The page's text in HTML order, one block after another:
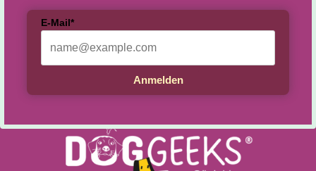
E-Mail*
Anmelden
28,50€
In den Warenkorb